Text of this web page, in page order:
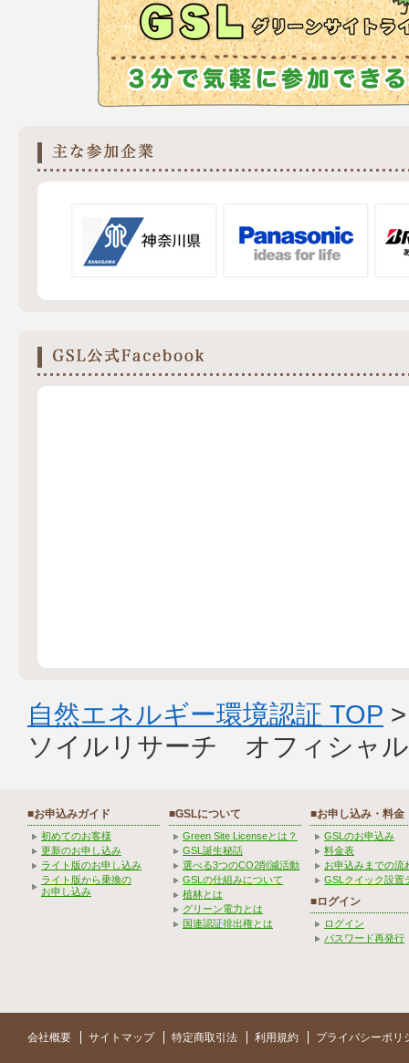
自然エネルギー環境認証 TOP
ソイルリサーチ オフィシャ
■お申込みガイド
初めてのお客様
更新のお申し込み
ライト版のお申し込み
ライト版から乗換の
お申し込み
■GSLについて
Green Site Licenseとは？
GSL誕生秘話
選べる3つのCO2削減活動
GSLの仕組みについて
植林とは
グリーン電力とは
国連認証排出権とは
■お申し込み・料金
GSLのお申込み
料金表
お申込みまでの流
GSLクイック設置
■ログイン
ログイン
パスワード再発行
会社概要 サイトマップ 特定商取引法 利用規約 プライバシーポリ